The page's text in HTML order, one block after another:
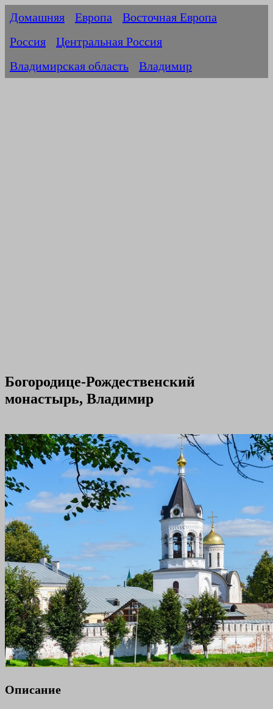
Домашняя Европа
Восточная Европа
Россия
Центральная Россия
Владимирская область
Владимир
Богородице-Рождественский
монастырь, Владимир
Описание